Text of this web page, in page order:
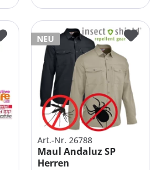
NEU
Art.-Nr. 26788
Maul Andaluz SP
Herren